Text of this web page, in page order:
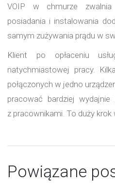
VOIP w chmurze
posiadania i instalowania
samym zużywania prądu w
Klient po opłaceniu
natychmiastowej pracy.
połączonych w jedno
pracować bardziej
z pracownikami. To duży krok
Powiązane